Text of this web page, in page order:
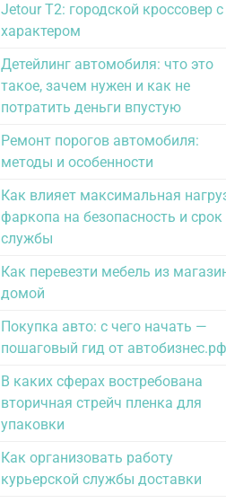
Jetour T2: городской кроссовер с
характером
Детейлинг автомобиля: что это
такое, зачем нужен и как не
потратить деньги впустую
Ремонт порогов автомобиля:
методы и особенности
Как влияет максимальная
фаркопа на безопасность и срок
службы
Как перевезти мебель из
домой
Покупка авто: с чего начать —
пошаговый гид от автобизнес.рф
В каких сферах востребована
вторичная стрейч пленка для
упаковки
Как организовать работу
курьерской службы доставки